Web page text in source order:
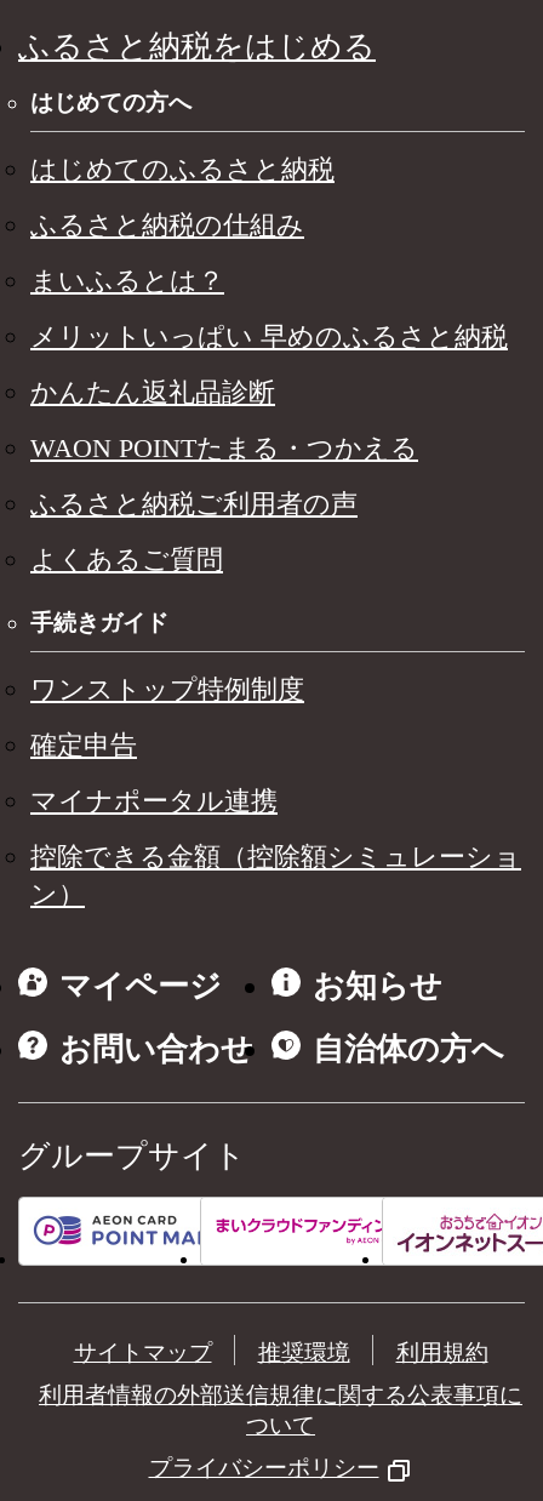
ふるさと納税をはじめる
はじめての方へ
はじめてのふるさと納税
ふるさと納税の仕組み
まいふるとは？
メリットいっぱい 早めのふるさと納税
かんたん返礼品診断
WAON POINTたまる・つかえる
ふるさと納税ご利用者の声
よくあるご質問
手続きガイド
ワンストップ特例制度
確定申告
マイナポータル連携
控除できる金額（控除額シミュレーショ
ン）
マイページ
お知らせ
お問い合わせ
自治体の方へ
グループサイト
サイトマップ 推奨環境
利用規約
利用者情報の外部送信規律に関する公表事項に
ついて
プライバシーポリシー